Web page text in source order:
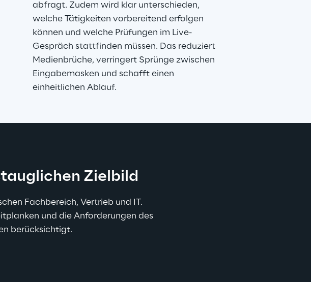
abfragt. Zudem wird klar unterschieden,
welche Tätigkeiten vorbereitend erfolgen
können und welche Prüfungen im Live-
Gespräch stattfinden müssen. Das reduziert
Medienbrüche, verringert Sprünge zwischen
Eingabemasken und schafft einen
einheitlichen Ablauf.
Zielbild
Fachbereich, Vertrieb und IT.
und die Anforderungen des
berücksichtigt.